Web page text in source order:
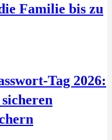
Familie bis zu
Tag 2026: